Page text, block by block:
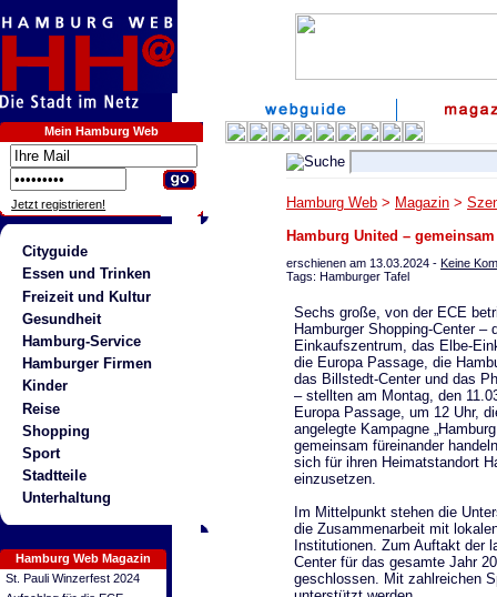
Mein Hamburg Web
Jetzt registrieren!
Cityguide
Essen und Trinken
Freizeit und Kultur
Gesundheit
Hamburg-Service
Hamburger Firmen
Kinder
Reise
Shopping
Sport
Stadtteile
Unterhaltung
Hamburg Web Magazin
St. Pauli Winzerfest 2024
Hamburg Web > Magazin >
Hamburg United –
erschienen am 13.03.2024 - Keine
Tags: Hamburger Tafel
Sechs große, von der ECE
Hamburger Shopping-Center –
Einkaufszentrum, das Elbe-
die Europa Passage, die
das Billstedt-Center und das
– stellten am Montag, den
Europa Passage, um 12 Uhr,
angelegte Kampagne
gemeinsam füreinander
sich für ihren Heimatstandort
einzusetzen.
Im Mittelpunkt stehen die
die Zusammenarbeit mit
Institutionen. Zum Auftakt der
Center für das gesamte Jahr
geschlossen. Mit zahlreichen